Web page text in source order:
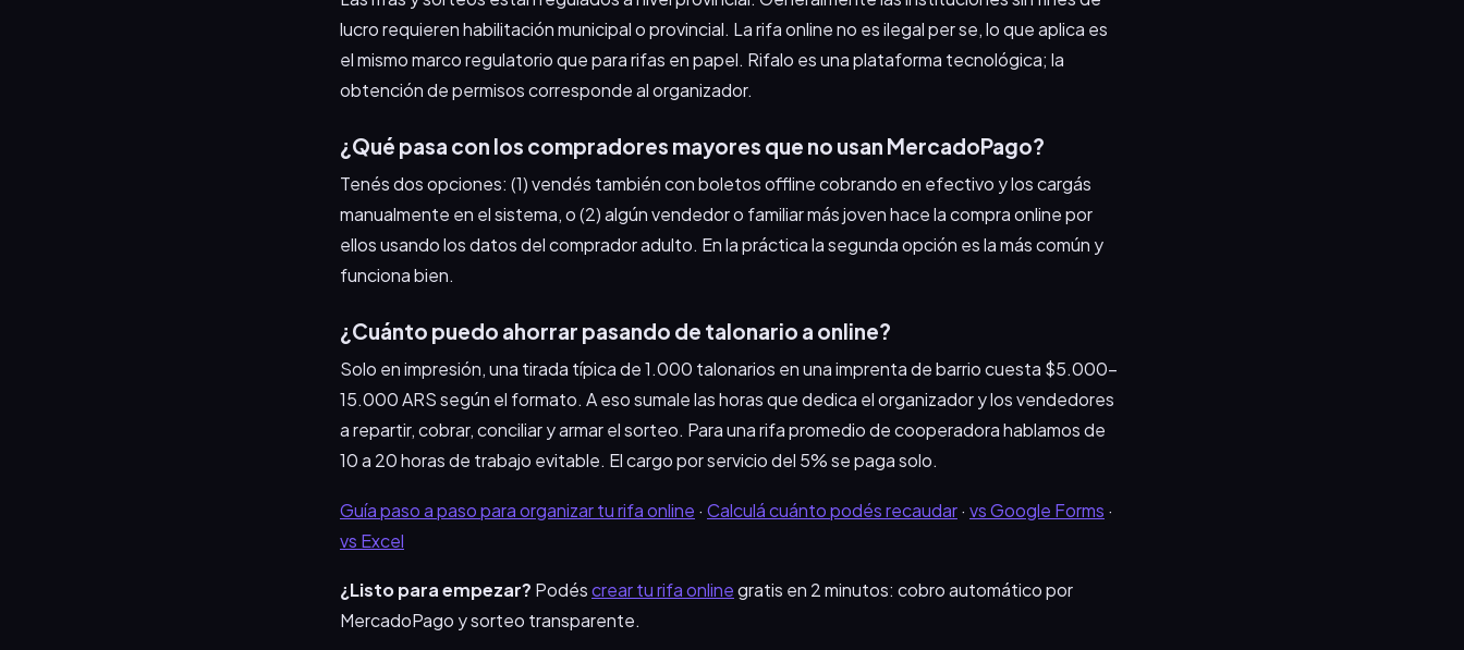
lucro requieren habilitación municipal o provincial. La rifa online no es ilegal per se, lo que aplica es
el mismo marco regulatorio que para rifas en papel. Rifalo es una plataforma tecnológica; la
obtención de permisos corresponde al organizador.
¿Qué pasa con los compradores mayores que no usan MercadoPago?
Tenés dos opciones: (1) vendés también con boletos offline cobrando en efectivo y los cargás
manualmente en el sistema, o (2) algún vendedor o familiar más joven hace la compra online por
ellos usando los datos del comprador adulto. En la práctica la segunda opción es la más común y
funciona bien.
¿Cuánto puedo ahorrar pasando de talonario a online?
Solo en impresión, una tirada típica de 1.000 talonarios en una imprenta de barrio cuesta $5.000-
15.000 ARS según el formato. A eso sumale las horas que dedica el organizador y los vendedores
a repartir, cobrar, conciliar y armar el sorteo. Para una rifa promedio de cooperadora hablamos de
10 a 20 horas de trabajo evitable. El cargo por servicio del 5% se paga solo.
Guía paso a paso para organizar tu rifa online · Calculá cuánto podés recaudar· vs Google Forms ·
vs Excel
¿Listo para empezar? Podéscrear tu rifa onlinegratis en 2 minutos: cobro automático por
MercadoPago y sorteo transparente.